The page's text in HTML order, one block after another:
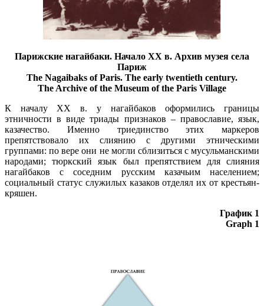
Парижские нагайбаки. Начало XX в. Архив музея села
Париж
The Nagaibaks of Paris. The early twentieth century.
The Archive of the Museum of the Paris Village
К началу XX в. у нагайбаков оформились границы
этничности в виде триады признаков – православие, язык,
казачество. Именно триединство этих маркеров
препятствовало их слиянию с другими этническими
группами: по вере они не могли сблизиться с мусульманскими
народами; тюркский язык был препятствием для слияния
нагайбаков с соседним русским казачьим населением;
социальный статус служилых казаков отделял их от крестьян-
кряшен.
График 1
Graph 1